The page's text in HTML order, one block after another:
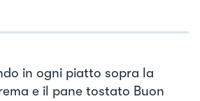
in ogni piatto sopra la
e il pane tostato Buon